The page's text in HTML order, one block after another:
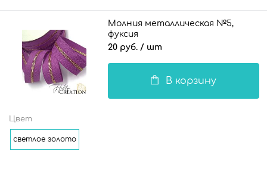
Молния металлическая №5,
фуксия
20 руб. / шт
В корзину
Цвет
светлое золото